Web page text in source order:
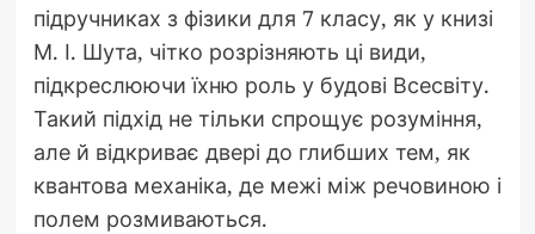
підручниках з фізики для 7 класу, як у книзі
М. І. Шута, чітко розрізняють ці види,
підкреслюючи їхню роль у будові Всесвіту.
Такий підхід не тільки спрощує розуміння,
але й відкриває двері до глибших тем, як
квантова механіка, де межі між речовиною і
полем розмиваються.